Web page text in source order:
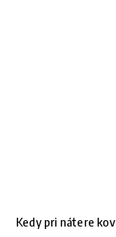
Kedy pri nátere